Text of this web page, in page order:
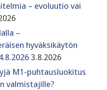
– evoluutio vai
–
hyväksikäytön
3.8.2026
M1-puhtausluokitus
valmistajille?